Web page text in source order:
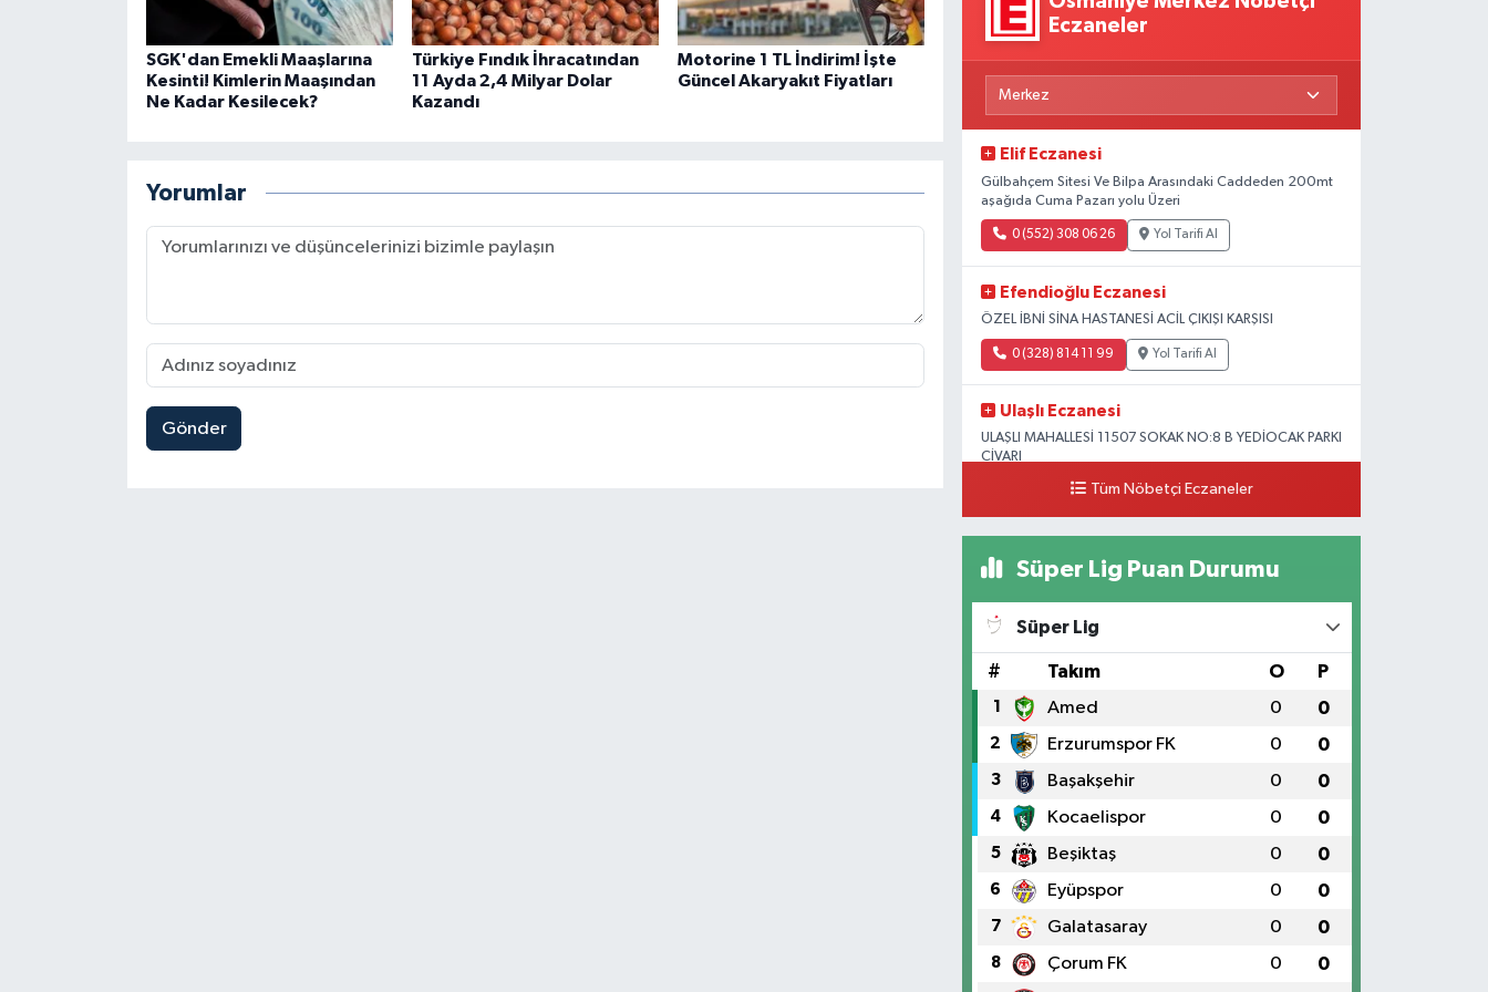
SGK'dan Emekli Maaşlarına
Kesinti! Kimlerin Maaşından
Ne Kadar Kesilecek?
Türkiye Fındık İhracatından
11 Ayda 2,4 Milyar Dolar
Kazandı
Motorine 1 TL İndirim! İşte
Güncel Akaryakıt Fiyatları
Yorumlar
Gönder
Eczaneler
Elif Eczanesi
Gülbahçem Sitesi Ve Bilpa Arasındaki Caddeden 200mt
aşağıda Cuma Pazarı yolu Üzeri
0 (552) 308 06 26 Yol Tarifi Al
Efendioğlu Eczanesi
ÖZEL İBNİ SİNA HASTANESİ ACİL ÇIKIŞI KARŞISI
0 (328) 814 11 99 Yol Tarifi Al
Ulaşlı Eczanesi
ULAŞLI MAHALLESİ 11507 SOKAK NO:8 B YEDİOCAK PARKI
CİVARI
0 (546) 158 81 80 Yol Tarifi Al
Tüm Nöbetçi Eczaneler
Süper Lig Puan Durumu
Süper Lig
# Takım O P
1 Amed 0 0
2 Erzurumspor FK 0 0
3 Başakşehir 0 0
4 Kocaelispor 0 0
5 Beşiktaş 0 0
6 Eyüpspor 0 0
7 Galatasaray 0 0
8 Çorum FK 0 0